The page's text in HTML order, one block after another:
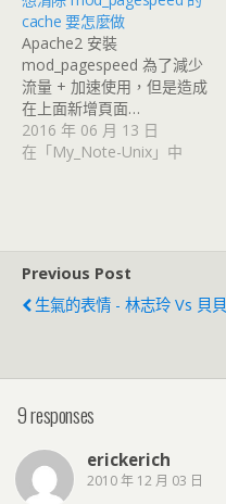
cache 要怎麼做
Apache2 安裝
mod_pagespeed 為了減少
流量 + 加速使用，但是造成
在上面新增頁面…
2016 年 06 月 13 日
在「My_Note-Unix」中
Previous Post
生氣的表情 - 林志玲 Vs 貝貝
9 responses
erickerich
2010 年 12 月 03 日